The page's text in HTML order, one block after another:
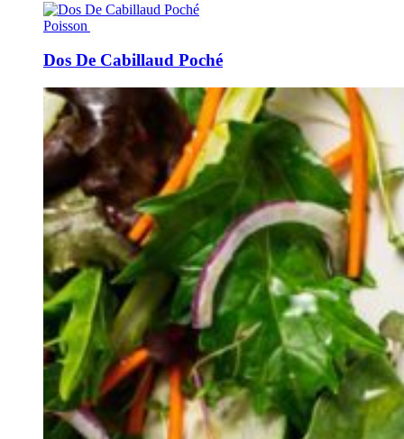
Poisson
Dos De Cabillaud Poché